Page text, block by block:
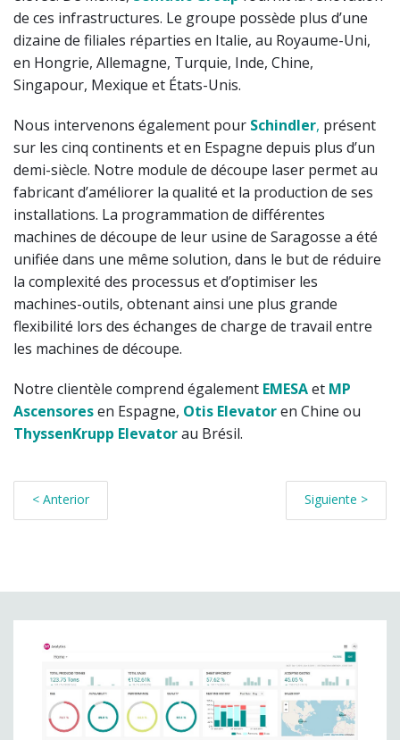
de ces infrastructures. Le groupe possède plus d’une
dizaine de filiales réparties en Italie, au Royaume-Uni,
en Hongrie, Allemagne, Turquie, Inde, Chine,
Singapour, Mexique et États-Unis.
Nous intervenons également pour Schindler, présent
sur les cinq continents et en Espagne depuis plus d’un
demi-siècle. Notre module de découpe laser permet au
fabricant d’améliorer la qualité et la production de ses
installations. La programmation de différentes
machines de découpe de leur usine de Saragosse a été
unifiée dans une même solution, dans le but de réduire
la complexité des processus et d’optimiser les
machines-outils, obtenant ainsi une plus grande
flexibilité lors des échanges de charge de travail entre
les machines de découpe.
Notre clientèle comprend également EMESAet MP
Ascensoresen Espagne, Otis Elevatoren Chine ou
ThyssenKrupp Elevatorau Brésil.
< Anterior Siguiente >